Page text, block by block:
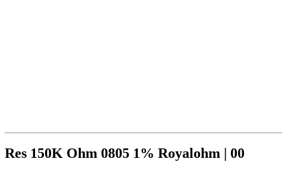
Res 150K Ohm 0805 1% Royalohm | 00